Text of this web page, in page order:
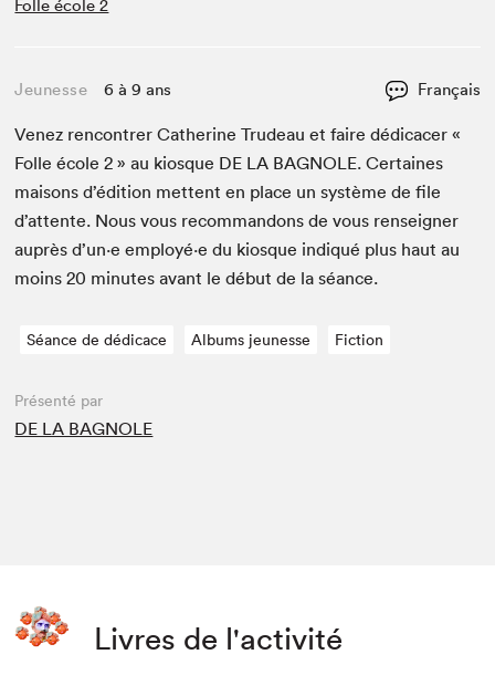
Folle école 2
Jeunesse 6 à 9 ans Français
Venez ren­con­tr­er Cather­ine Trudeau et faire dédi­cac­er «
Folle école2 » au kiosque DE LA BAG­NOLE. Cer­taines
maisons d’édi­tion met­tent en place un sys­tème de file
d’at­tente. Nous vous recom­man­dons de vous ren­seign­er
auprès d’un·e employé·e du kiosque indiqué plus haut au
moins20 min­utes avant le début de la séance.
Séance de dédicace Albums jeunesse Fiction
Présenté par
DE LA BAGNOLE
Livres de l'activité